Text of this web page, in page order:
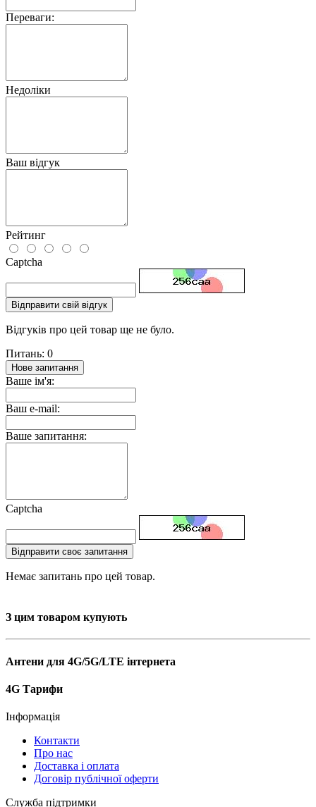
Переваги:
Недоліки
Ваш відгук
Рейтинг
Captcha
Відправити свій відгук
Відгуків про цей товар ще не було.
Питань: 0
Нове запитання
Ваше ім'я:
Ваш e-mail:
Ваше запитання:
Captcha
Відправити своє запитання
Немає запитань про цей товар.
З цим товаром купують
Антени для 4G/5G/LTE інтернета
4G Тарифи
Інформація
Контакти
Про нас
Доставка і оплата
Договір публічної оферти
Служба підтримки